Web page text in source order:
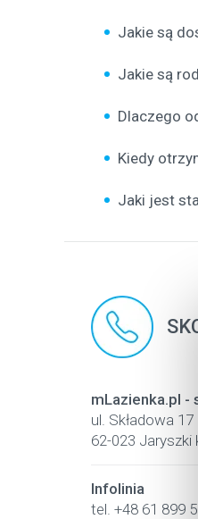
Jakie są
Jakie są
Dlaczego
Kiedy
Jaki jest
mLazienka.pl -
ul. Składowa 17
62-023 Jaryszki
Infolinia
tel. +48 61 899